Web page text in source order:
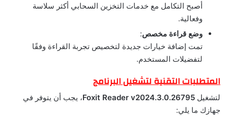
أصبح التكامل مع خدمات التخزين السحابي أكثر سلاسة
وفعالية.
وضع قراءة مخصص:
تمت إضافة خيارات جديدة لتخصيص تجربة القراءة وفقًا
لتفضيلات المستخدم.
المتطلبات التقنية لتشغيل البرنامج
لتشغيل Foxit Reader v2024.3.0.26795، يجب أن يتوفر في
جهازك ما يلي: